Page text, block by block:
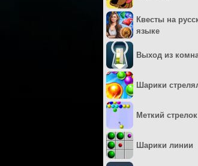
Квесты на
языке
Выход из
Шарики
Меткий стрелок
Шарики линии